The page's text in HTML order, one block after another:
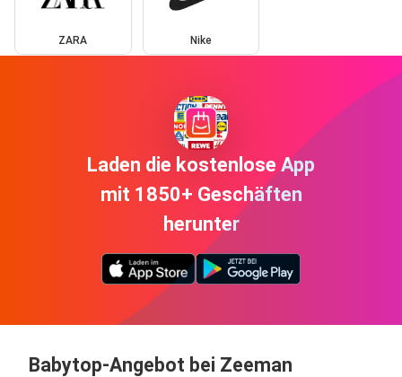
ZARA Nike
Laden die kostenlose App
mit 1850+ Geschäften
herunter
Babytop-Angebot bei Zeeman